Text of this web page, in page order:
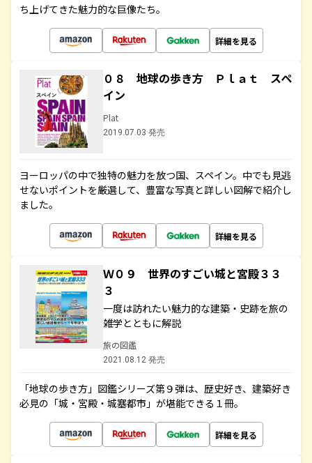
ち上げてきた魅力的な巨像たち。
詳細を見る
０８ 地球の歩き方 Ｐｌａｔ スペ
イン
Plat
2019.07.03 発売
ヨーロッパの中で独特の魅力を放つ国、スペイン。中でも見逃
せないポイントを厳選して、豊富な写真と詳しい図解で紹介し
ました。
詳細を見る
Ｗ０９ 世界のすごい城と宮殿３３
３
一度は訪れたい魅力的な建築・史跡を旅の
雑学とともに解説
旅の図鑑
2021.08.12 発売
「地球の歩き方」図鑑シリーズ第９弾は、歴史好き、建築好き
必見の「城・宮殿・城塞都市」が堪能できる１冊。
詳細を見る